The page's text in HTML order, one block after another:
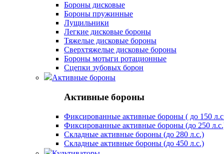
Бороны дисковые
Бороны пружинные
Лущильники
Легкие дисковые бороны
Тяжелые дисковые бороны
Сверхтяжелые дисковые бороны
Бороны мотыги ротационные
Сцепки зубовых борон
Активные бороны
Активные бороны
Фиксированные активные бороны ( до 150
Фиксированные активные бороны (до 250
Складные активные бороны (до 280 л.с.)
Складные активные бороны (до 450 л.с.)